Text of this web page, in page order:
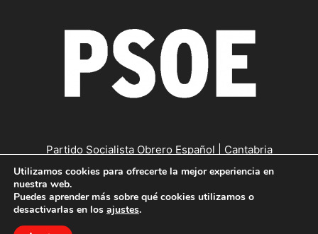
Partido Socialista Obrero Español | Cantabria
Contáctanos:cantabria@psc-psoe.es
©Copyright © 2019
Utilizamos cookies para ofrecerte la mejor experiencia en
nuestra web.
Puedes aprender más sobre qué cookies utilizamos o
desactivarlas en los ajustes.